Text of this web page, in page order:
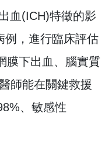
血(ICH)特徵的影
例，進行臨床評估
膜下出血、腦實質
師能在關鍵救援
、敏感性